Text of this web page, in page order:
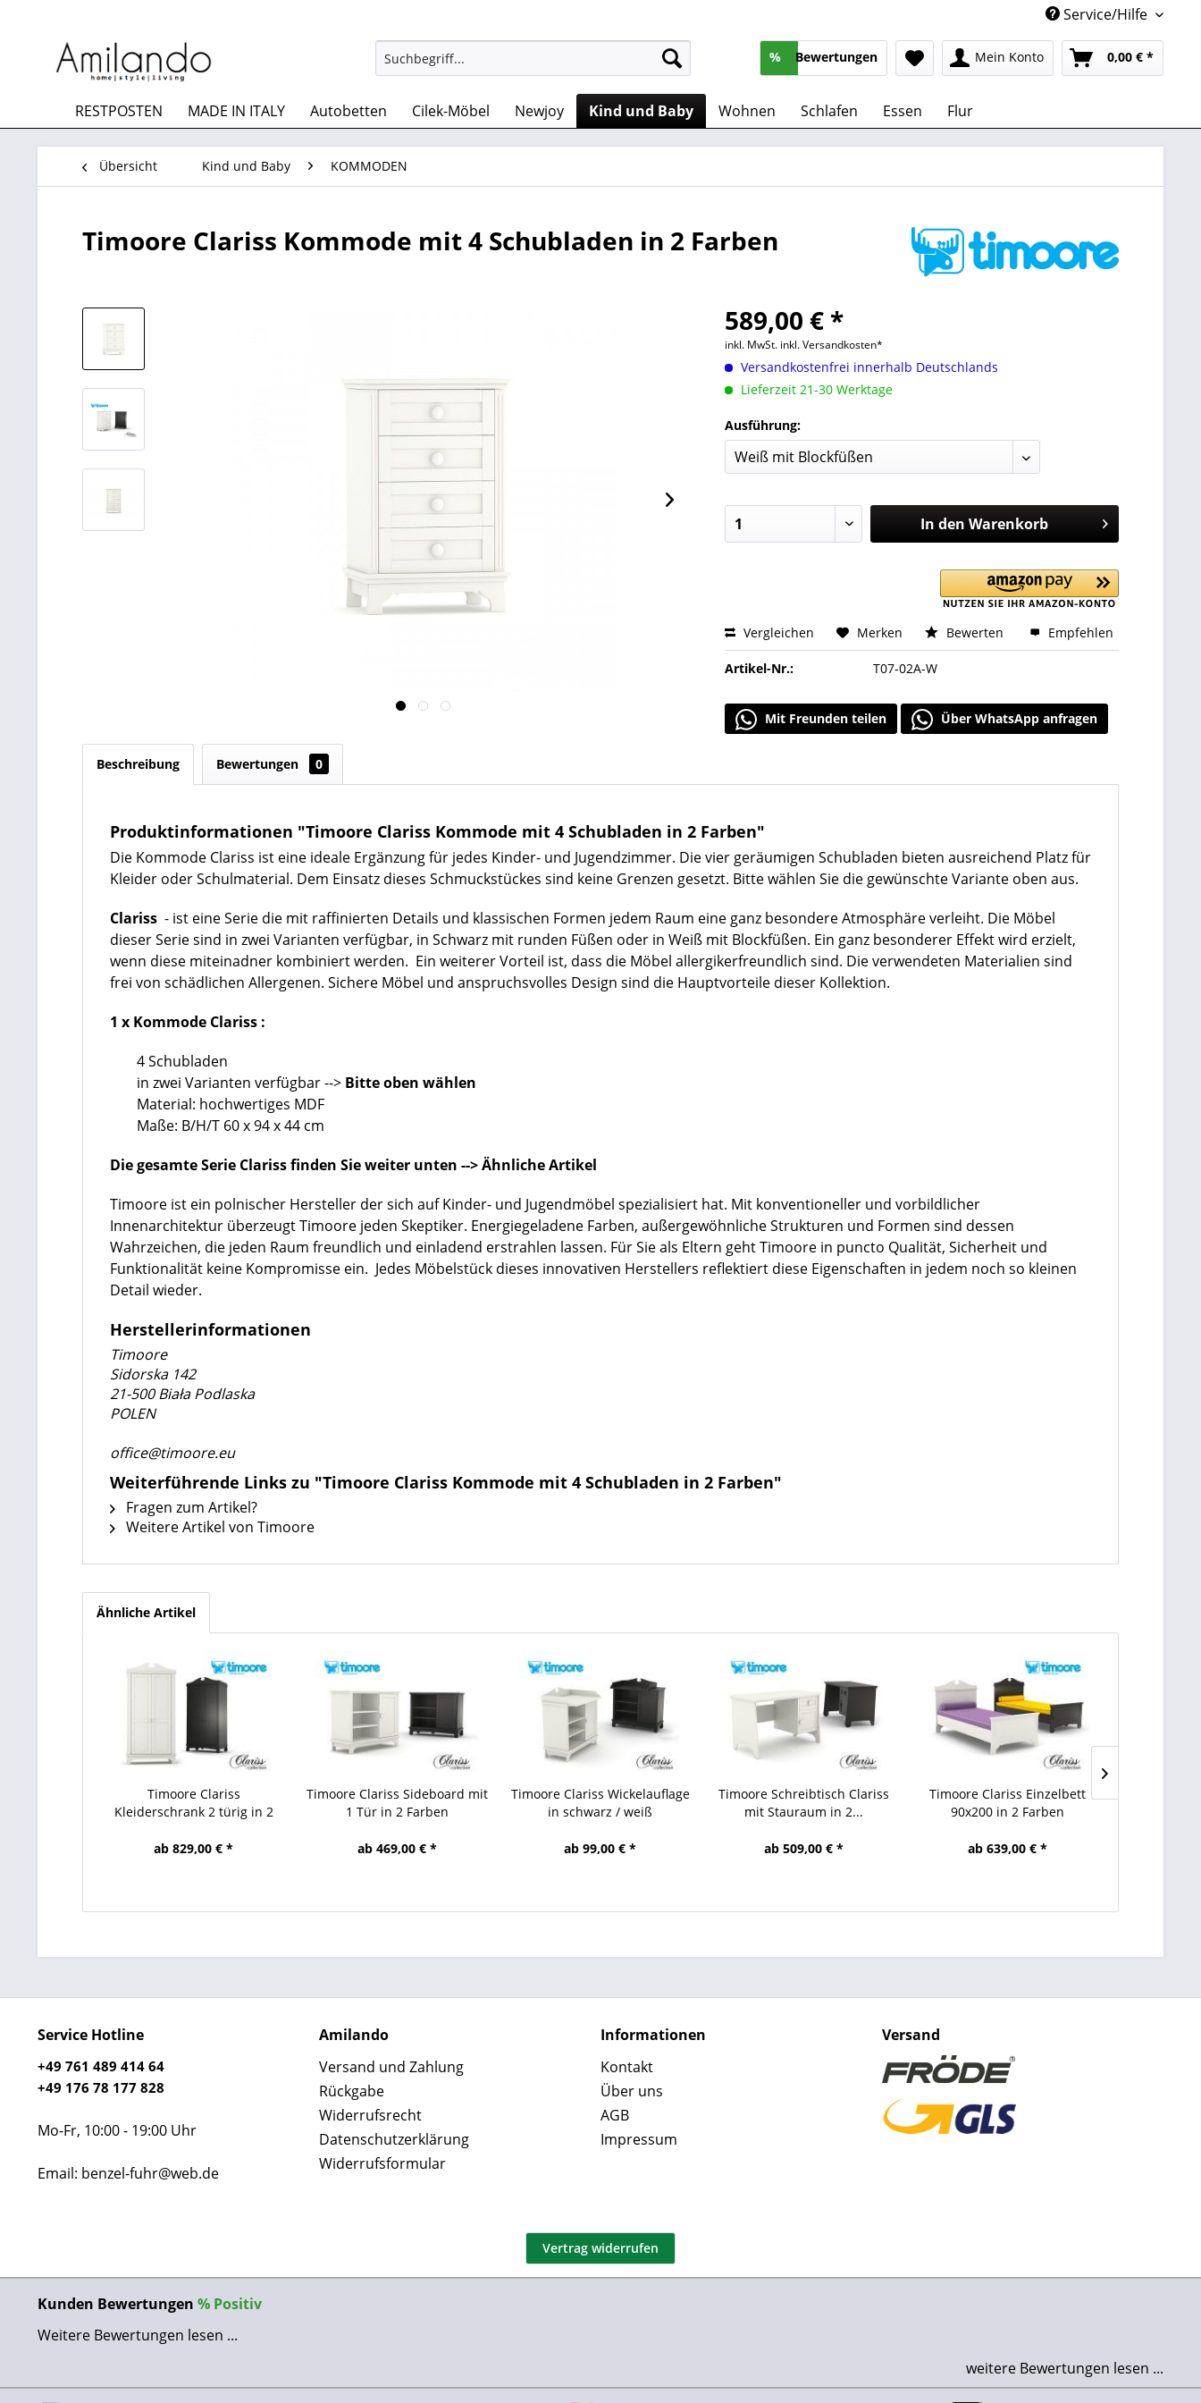
Service/Hilfe
% Bewertungen Mein Konto 0,00 € *
RESTPOSTEN MADE IN ITALY Autobetten Cilek-Möbel Newjoy Kind und Baby Wohnen Schlafen Essen Flur
Übersicht Kind und Baby KOMMODEN
Timoore Clariss Kommode mit 4 Schubladen in 2 Farben
589,00 € *
inkl. MwSt. inkl. Versandkosten*
Versandkostenfrei innerhalb Deutschlands
Lieferzeit 21-30 Werktage
Ausführung:
In den Warenkorb
Vergleichen Merken Bewerten Empfehlen
Artikel-Nr.: T07-02A-W
Mit Freunden teilen Über WhatsApp anfragen
Beschreibung Bewertungen 0
Produktinformationen "Timoore Clariss Kommode mit 4 Schubladen in 2 Farben"
Die Kommode Clariss ist eine ideale Ergänzung für jedes Kinder- und Jugendzimmer. Die vier geräumigen Schubladen bieten ausreichend Platz für
Kleider oder Schulmaterial. Dem Einsatz dieses Schmuckstückes sind keine Grenzen gesetzt. Bitte wählen Sie die gewünschte Variante oben aus.
Clariss - ist eine Serie die mit raffinierten Details und klassischen Formen jedem Raum eine ganz besondere Atmosphäre verleiht. Die Möbel
dieser Serie sind in zwei Varianten verfügbar, in Schwarz mit runden Füßen oder in Weiß mit Blockfüßen. Ein ganz besonderer Effekt wird erzielt,
wenn diese miteinadner kombiniert werden. Ein weiterer Vorteil ist, dass die Möbel allergikerfreundlich sind. Die verwendeten Materialien sind
frei von schädlichen Allergenen. Sichere Möbel und anspruchsvolles Design sind die Hauptvorteile dieser Kollektion.
1 x Kommode Clariss :
4 Schubladen
in zwei Varianten verfügbar --> Bitte oben wählen
Material: hochwertiges MDF
Maße: B/H/T 60 x 94 x 44 cm
Die gesamte Serie Clariss finden Sie weiter unten --> Ähnliche Artikel
Timoore ist ein polnischer Hersteller der sich auf Kinder- und Jugendmöbel spezialisiert hat. Mit konventioneller und vorbildlicher
Innenarchitektur überzeugt Timoore jeden Skeptiker. Energiegeladene Farben, außergewöhnliche Strukturen und Formen sind dessen
Wahrzeichen, die jeden Raum freundlich und einladend erstrahlen lassen. Für Sie als Eltern geht Timoore in puncto Qualität, Sicherheit und
Funktionalität keine Kompromisse ein. Jedes Möbelstück dieses innovativen Herstellers reflektiert diese Eigenschaften in jedem noch so kleinen
Detail wieder.
Herstellerinformationen
Timoore
Sidorska 142
21-500 Biała Podlaska
POLEN
office@timoore.eu
Weiterführende Links zu "Timoore Clariss Kommode mit 4 Schubladen in 2 Farben"
Fragen zum Artikel?
Weitere Artikel von Timoore
Ähnliche Artikel
Timoore Clariss
Kleiderschrank 2 türig in 2
ab 829,00 € *
Timoore Clariss Sideboard mit
1 Tür in 2 Farben
ab 469,00 € *
Timoore Clariss Wickelauflage
in schwarz / weiß
ab 99,00 € *
Timoore Schreibtisch Clariss
mit Stauraum in 2...
ab 509,00 € *
Timoore Clariss Einzelbett
90x200 in 2 Farben
ab 639,00 € *
Service Hotline
+49 761 489 414 64
+49 176 78 177 828
Mo-Fr, 10:00 - 19:00 Uhr
Email: benzel-fuhr@web.de
Amilando
Versand und Zahlung
Rückgabe
Widerrufsrecht
Datenschutzerklärung
Widerrufsformular
Informationen
Kontakt
Über uns
AGB
Impressum
Versand
Vertrag widerrufen
Kunden Bewertungen % Positiv
Weitere Bewertungen lesen ...
weitere Bewertungen lesen ...